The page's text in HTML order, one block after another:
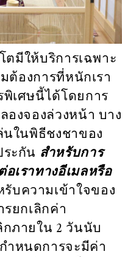
ตมีให้บริการเฉพาะ
ต้องการที่หนักเรา
เศษนี้ได้โดยการ
องจองล่วงหน้า บาง
นในพิธีชงชาของ
ะกัน สำหรับการ
เราทางอีเมลหรือ
ความเข้าใจของ
ยกเลิกค่า
ภายใน 2 วันนับ
ำหนดการจะมีค่า